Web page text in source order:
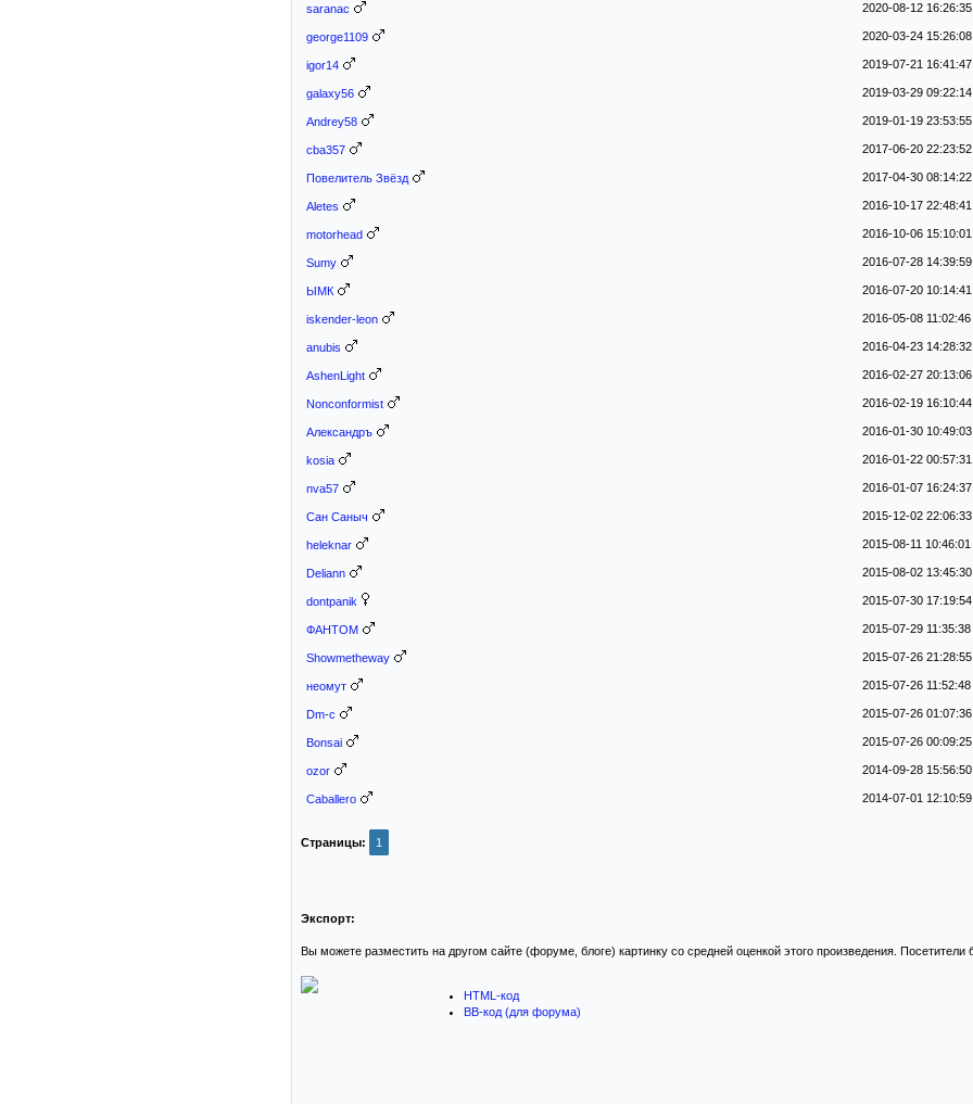
saranac 2020-08-12 16:26:35
george1109 2020-03-24 15:26:08
igor14 2019-07-21 16:41:47
galaxy56 2019-03-29 09:22:14
Andrey58 2019-01-19 23:53:55
cba357 2017-06-20 22:23:52
Повелитель Звёзд 2017-04-30 08:14:22
Aletes 2016-10-17 22:48:41
motorhead 2016-10-06 15:10:01
Sumy 2016-07-28 14:39:59
ЫМК 2016-07-20 10:14:41
iskender-leon 2016-05-08 11:02:46
anubis 2016-04-23 14:28:32
AshenLight 2016-02-27 20:13:06
Nonconformist 2016-02-19 16:10:44
Александръ 2016-01-30 10:49:03
kosia 2016-01-22 00:57:31
nva57 2016-01-07 16:24:37
Сан Саныч 2015-12-02 22:06:33
heleknar 2015-08-11 10:46:01
Deliann 2015-08-02 13:45:30
dontpanik 2015-07-30 17:19:54
ФАНТОМ 2015-07-29 11:35:38
Showmetheway 2015-07-26 21:28:55
неомут 2015-07-26 11:52:48
Dm-c 2015-07-26 01:07:36
Bonsai 2015-07-26 00:09:25
ozor 2014-09-28 15:56:50
Caballero 2014-07-01 12:10:59
Страницы: 1
Экспорт:
Вы можете разместить на другом сайте (форуме, блоге) картинку со средней оценкой этого произведения.
HTML-код
BB-код (для форума)